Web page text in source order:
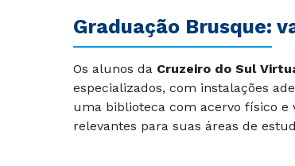
Graduação Brusque:
Os alunos da Cruzeiro do Sul
especializados, com instalações
uma biblioteca com acervo físico
relevantes para suas áreas de